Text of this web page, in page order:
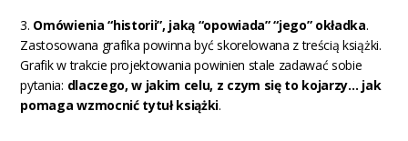
3. Omówienia “historii”, jaką “opowiada” “jego” okładka.
Zastosowana grafika powinna być skorelowana z treścią książki.
Grafik w trakcie projektowania powinien stale zadawać sobie
pytania: dlaczego, w jakim celu, z czym się to kojarzy… jak
pomaga wzmocnić tytuł książki.